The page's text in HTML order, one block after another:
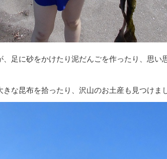
、足に砂をかけたり泥だんごを作ったり、思い
きな昆布を拾ったり、沢山のお土産も見つけま